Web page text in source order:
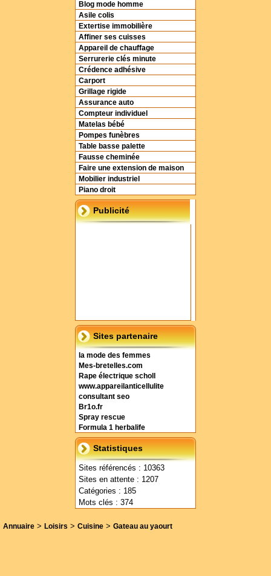
Blog mode homme
Asile colis
Extertise immobilière
Affiner ses cuisses
Appareil de chauffage
Serrurerie clés minute
Crédence adhésive
Carport
Grillage rigide
Assurance auto
Compteur individuel
Matelas bébé
Pompes funèbres
Table basse palette
Fausse cheminée
Faire une extension de maison
Mobilier industriel
Piano droit
Publicité
Sites partenaire
la mode des femmes
Mes-bretelles.com
Rape électrique scholl
www.appareilanticellulite
consultant seo
Br1o.fr
Spray rescue
Formula 1 herbalife
Statistiques
Sites référencés : 10363
Sites en attente : 1207
Catégories : 185
Mots clés : 374
Annuaire > Loisirs > Cuisine > Gateau au yaourt